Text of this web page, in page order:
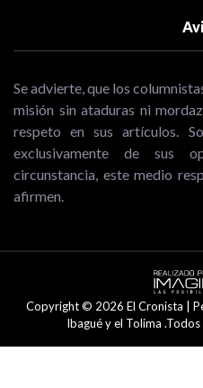
Se advierte, que los
misión sin ataduras ni
respeto en sus artículos.
exclusivamente de sus
circunstancia, este medio
afirmen.
Copyright © 2026 El Cronista |
Ibagué y el Tolima